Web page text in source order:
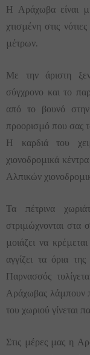
Η Αράχωβα είναι
χτισμένη στις
μέτρων.
Με την άριστη
σύγχρονο και το
από το βουνό
προορισμό που σας
Η καρδιά του
χιονοδρομικά
Αλπικών
Τα πέτρινα
στριμώχνονται στα
μοιάζει να
αγγίζει τα όρια
Παρνασσός
Αράχωβας λάμπουν
του χωριού γίνεται
Στις μέρες μας η